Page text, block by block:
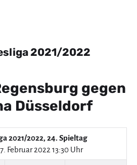
2021/2022
gegen
Düsseldorf
2021/2022, 24. Spieltag
Februar 2022 13:30 Uhr